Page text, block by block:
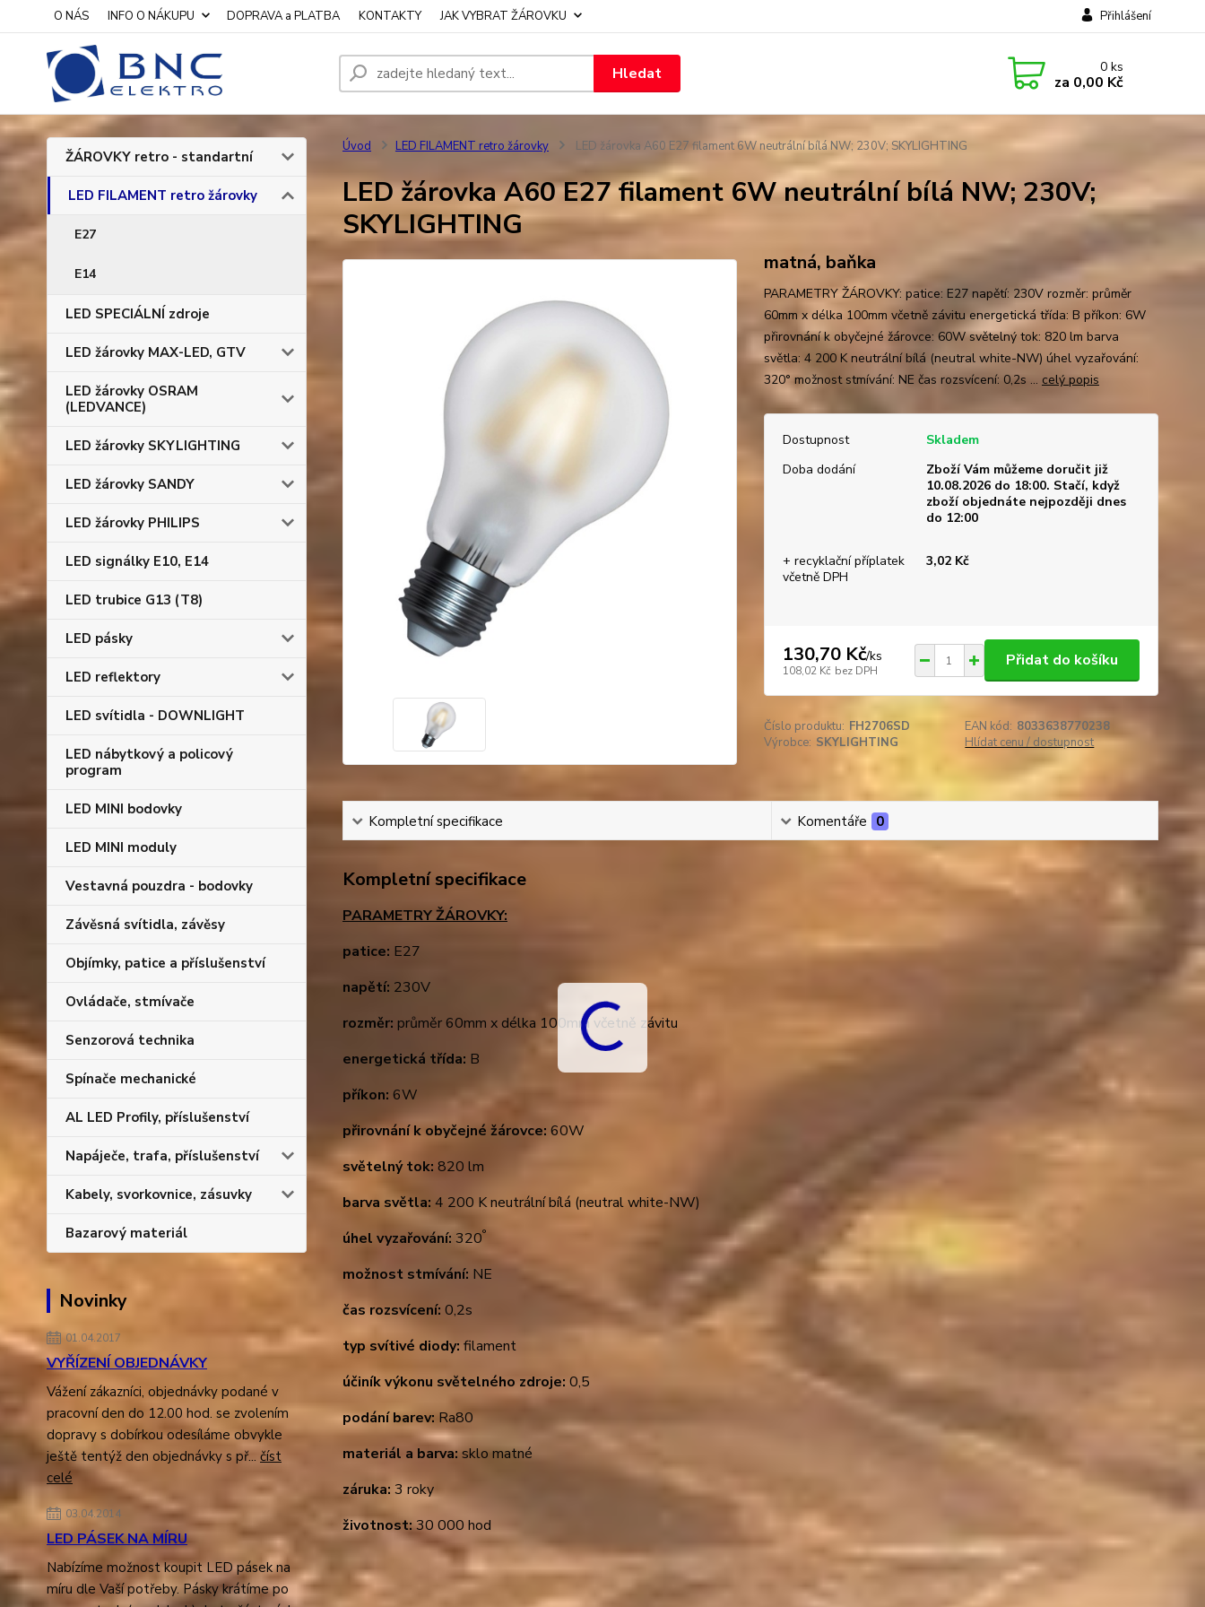
O NÁS INFO O NÁKUPU DOPRAVA a PLATBA KONTAKTY JAK VYBRAT ŽÁROVKU Přihlášení
Hledat 0ks
za 0,00 Kč
ŽÁROVKY retro - standartní
LED FILAMENT retro žárovky
E27
E14
LED SPECIÁLNÍ zdroje
LED žárovky MAX-LED, GTV
LED žárovky OSRAM
(LEDVANCE)
LED žárovky SKYLIGHTING
LED žárovky SANDY
LED žárovky PHILIPS
LED signálky E10, E14
LED trubice G13 (T8)
LED pásky
LED reflektory
LED svítidla - DOWNLIGHT
LED nábytkový a policový
program
LED MINI bodovky
LED MINI moduly
Vestavná pouzdra - bodovky
Závěsná svítidla, závěsy
Objímky, patice a příslušenství
Ovládače, stmívače
Senzorová technika
Spínače mechanické
AL LED Profily, příslušenství
Napáječe, trafa, příslušenství
Kabely, svorkovnice, zásuvky
Bazarový materiál
Novinky
01.04.2017
VYŘÍZENÍ OBJEDNÁVKY
Vážení zákazníci, objednávky podané v
pracovní den do 12.00 hod. se zvolením
dopravy s dobírkou odesíláme obvykle
ještě tentýž den objednávky s př... číst
celé
03.04.2014
LED PÁSEK NA MÍRU
Nabízíme možnost koupit LED pásek na
míru dle Vaší potřeby. Pásky krátíme po
Úvod LED FILAMENT retro žárovky LED žárovka A60 E27 filament 6W neutrální bílá NW; 230V; SKYLIGHTING
LED žárovka A60 E27 filament 6W neutrální bílá NW; 230V;
SKYLIGHTING
matná, baňka
PARAMETRY ŽÁROVKY: patice: E27 napětí: 230V rozměr: průměr
60mm x délka 100mm včetně závitu energetická třída: B příkon: 6W
přirovnání k obyčejné žárovce: 60W světelný tok: 820 lm barva
světla: 4 200 K neutrální bílá (neutral white-NW) úhel vyzařování:
320° možnost stmívání: NE čas rozsvícení: 0,2s ... celý popis
Dostupnost
Skladem
Doba dodání
Zboží Vám můžeme doručit již
10.08.2026 do 18:00. Stačí, když
zboží objednáte nejpozději dnes
do 12:00
+ recyklační příplatek
včetně DPH
3,02 Kč
130,70 Kč/ks
108,02 Kč bez DPH
Přidat do košíku
Číslo produktu: FH2706SD EAN kód: 8033638770238
Výrobce: SKYLIGHTING Hlídat cenu / dostupnost
Kompletní specifikace Komentáře 0
Kompletní specifikace
PARAMETRY ŽÁROVKY:
patice: E27
napětí: 230V
rozměr: průměr 60mm x délka 100mm včetně závitu
energetická třída: B
příkon: 6W
přirovnání k obyčejné žárovce: 60W
světelný tok: 820 lm
barva světla: 4 200 K neutrální bílá (neutral white-NW)
úhel vyzařování: 320°
možnost stmívání: NE
čas rozsvícení: 0,2s
typ svítivé diody: filament
účiník výkonu světelného zdroje: 0,5
podání barev: Ra80
materiál a barva:sklo matné
záruka: 3 roky
životnost:30 000 hod